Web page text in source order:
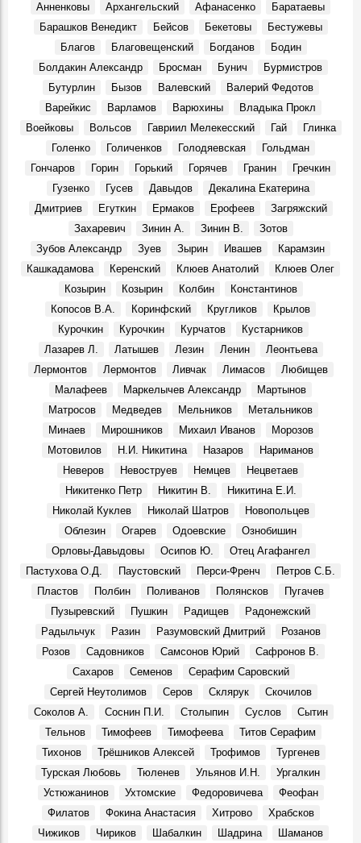
Купцы Латухины. Балахнинские корреспонденты Н.М.
Карамзина
Герои, 12 Декабря 1766
Из воспоминаний Фаддея Булгарина о встречах с
Николаем Карамзиным
Воспоминания, 12 Декабря 1766
Герои, 12 Декабря 1766
Герои, 12 Декабря 1766
Родина мила сердцу пленительными воспоминаниями
(Карамзин и Симбирск)
Места, 12 Декабря 1766
Карамзинка, Знаменское тож
Места, 12 Декабря 1766
Анненковы
Архангельский Афанасенко
Баратаевы
Барашков Венедикт
Бейсов Бекетовы
Бестужевы
Благов
Благовещенский Богданов
Бодин
Болдакин Александр
Бросман Бунич
Бурмистров
Бутурлин
Бызов Валевский
Валерий Федотов
Варейкис
Варламов Варюхины
Владыка Прокл
Воейковы
Вольсов Гавриил Мелекесский Гай
Глинка
Голенко
Голиченков Голодяевская
Гольдман
Гончаров
Горин Горький Горячев Гранин
Гречкин
Гузенко
Гусев Давыдов
Декалина Екатерина
Дмитриев
Егуткин Ермаков Ерофеев
Загряжский
Захаревич
Зинин А. Зинин В.
Зотов
Зубов Александр
Зуев Зырин Ивашев
Карамзин
Кашкадамова
Керенский Клюев Анатолий
Клюев Олег
Козырин
Козырин Колбин
Константинов
Копосов В.А.
Коринфский Кругликов
Крылов
Курочкин
Курочкин Курчатов
Кустарников
Лазарев Л.
Латышев Лезин Ленин
Леонтьева
Лермонтов
Лермонтов Ливчак Лимасов
Любищев
Малафеев
Маркелычев Александр
Мартынов
Матросов
Медведев Мельников
Метальников
Минаев
Мирошников Михаил Иванов
Морозов
Мотовилов
Н.И. Никитина Назаров
Нариманов
Неверов
Невоструев Немцев
Нецветаев
Никитенко Петр
Никитин В.
Никитина Е.И.
Николай Куклев
Николай Шатров
Новопольцев
Облезин
Огарев Одоевские
Ознобишин
Орловы-Давыдовы
Осипов Ю.
Отец Агафангел
Пастухова О.Д.
Паустовский Перси-Френч
Петров С.Б.
Пластов
Полбин Поливанов Полянсков
Пугачев
Пузыревский
Пушкин Радищев
Радонежский
Радыльчук
Разин Разумовский Дмитрий
Розанов
Розов
Садовников Самсонов Юрий
Сафронов В.
Сахаров
Семенов
Серафим Саровский
Сергей Неутолимов
Серов Склярук
Скочилов
Соколов А.
Соснин П.И. Столыпин Суслов
Сытин
Тельнов
Тимофеев Тимофеева
Титов Серафим
Тихонов
Трёшников Алексей Трофимов
Тургенев
Турская Любовь
Тюленев Ульянов И.Н.
Ургалкин
Устюжанинов
Ухтомские Федоровичева
Феофан
Филатов
Фокина Анастасия Хитрово
Храбсков
Чижиков
Чириков Шабалкин Шадрина Шаманов